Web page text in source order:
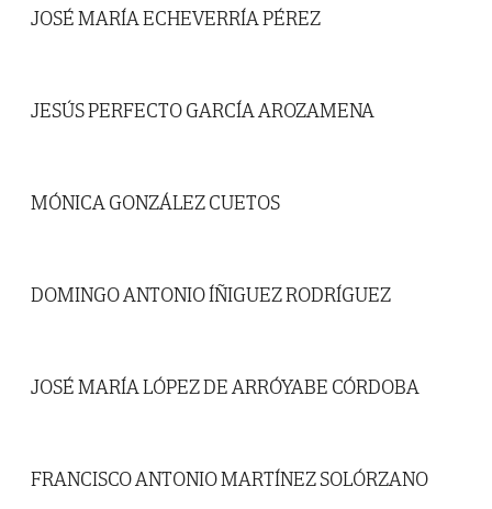
JOSÉ MARÍA ECHEVERRÍA PÉREZ
JESÚS PERFECTO GARCÍA AROZAMENA
MÓNICA GONZÁLEZ CUETOS
DOMINGO ANTONIO ÍÑIGUEZ RODRÍGUEZ
JOSÉ MARÍA LÓPEZ DE ARRÓYABE CÓRDOBA
FRANCISCO ANTONIO MARTÍNEZ SOLÓRZANO